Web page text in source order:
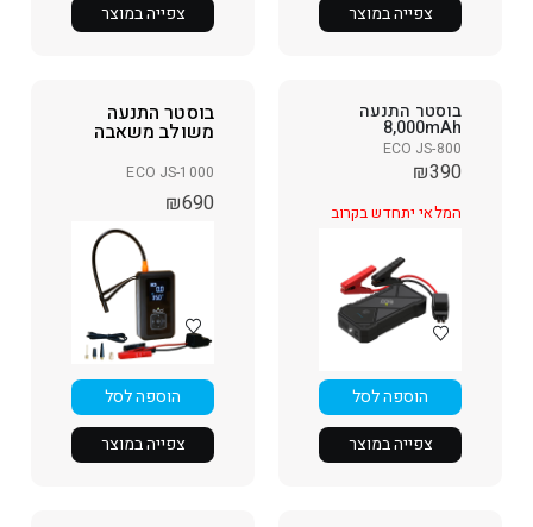
צפייה במוצר
צפייה במוצר
בוסטר התנעה
8,000mAh
ECO JS-800
₪390
המלאי יתחדש בקרוב
הוספה לסל
צפייה במוצר
בוסטר התנעה
משולב משאבה
ECO JS-1000
₪690
הוספה לסל
צפייה במוצר